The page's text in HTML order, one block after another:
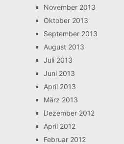
November 2013
Oktober 2013
September 2013
August 2013
Juli 2013
Juni 2013
April 2013
März 2013
Dezember 2012
April 2012
Februar 2012